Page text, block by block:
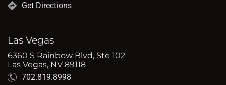
Get Directions
Las Vegas
6360 S Rainbow Blvd, Ste 102
Las Vegas, NV 89118
702.819.8998